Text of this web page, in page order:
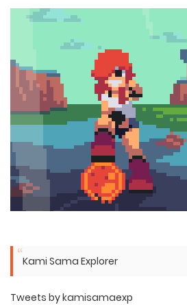
Kami Sama Explorer
Tweets by kamisamaexp